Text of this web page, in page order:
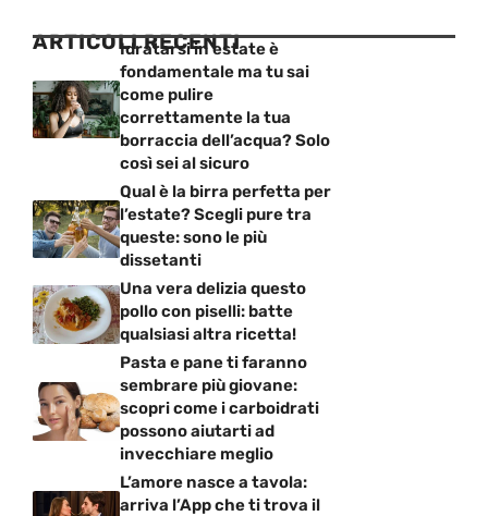
ARTICOLI RECENTI
Idratarsi in estate è
fondamentale ma tu sai
come pulire
correttamente la tua
borraccia dell’acqua? Solo
così sei al sicuro
Qual è la birra perfetta per
l’estate? Scegli pure tra
queste: sono le più
dissetanti
Una vera delizia questo
pollo con piselli: batte
qualsiasi altra ricetta!
Pasta e pane ti faranno
sembrare più giovane:
scopri come i carboidrati
possono aiutarti ad
invecchiare meglio
L’amore nasce a tavola:
arriva l’App che ti trova il